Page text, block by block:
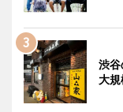
渋
大規